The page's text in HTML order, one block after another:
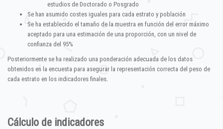
estudios de Doctorado o Posgrado
Se han asumido costes iguales para cada estrato y población
Se ha establecido el tamaño de la muestra en función del error máximo
aceptado para una estimación de una proporción, con un nivel de
confianza del 95%
Posteriormente se ha realizado una ponderación adecuada de los datos
obtenidos en la encuesta para asegurar la representación correcta del peso de
cada estrato en los indicadores finales.
Cálculo de indicadores